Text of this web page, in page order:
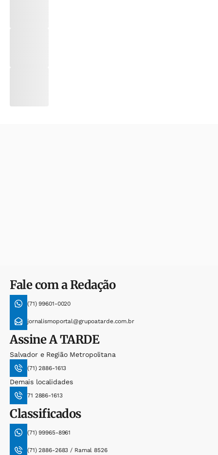
Fale com a Redação
(71) 99601-0020
jornalismoportal@grupoatarde.com.br
AssineA TARDE
Salvador e Região Metropolitana
(71) 2886-1613
Demais localidades
71 2886-1613
Classificados
(71) 99965-8961
(71) 2886-2683 / Ramal 8526